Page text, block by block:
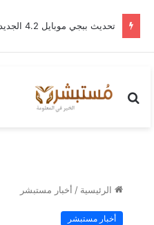
بحث
الرئيسية / أخبار مستبشر
أخبار مستبشر